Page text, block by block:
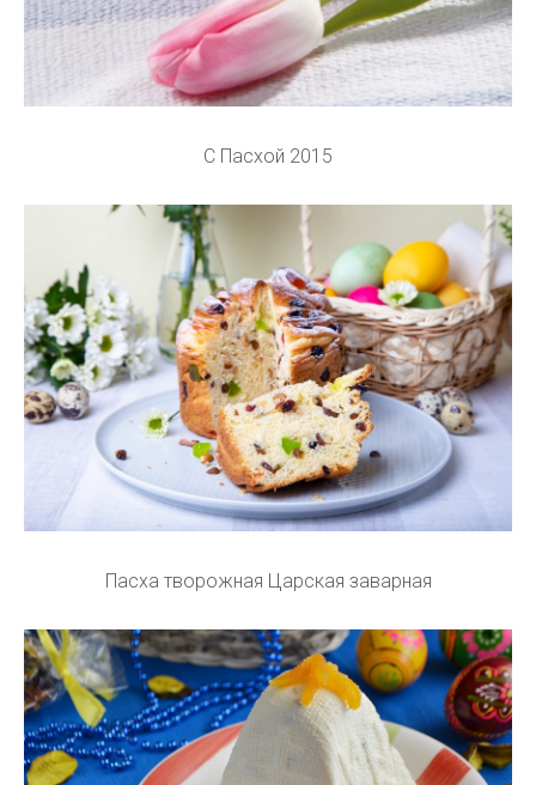
С Пасхой 2015
Пасха творожная Царская заварная